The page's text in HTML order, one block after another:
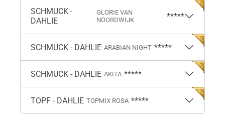
SCHMUCK -
DAHLIE
GLORIE VAN
NOORDWIJK
*****
SCHMUCK - DAHLIE ARABIAN NIGHT *****
SCHMUCK - DAHLIE AKITA *****
TOPF - DAHLIE TOPMIX ROSA *****